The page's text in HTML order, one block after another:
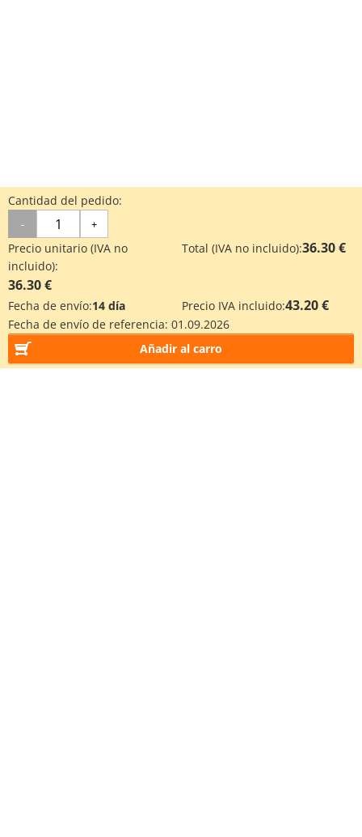
Cantidad del pedido:
- +
Precio unitario (IVA no
incluido):
36.30 €
Total (IVA no incluido):36.30 €
Fecha de envío:14 día Precio IVA incluido:43.20 €
Fecha de envío de referencia: 01.09.2026
Añadir al carro